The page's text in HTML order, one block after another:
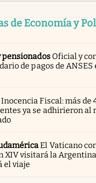
de Economía y
pensionados Oficial y
de pagos de ANSES
Inocencia Fiscal: más de
ya se adhirieron al
El Vaticano
XIV visitará la
el viaje